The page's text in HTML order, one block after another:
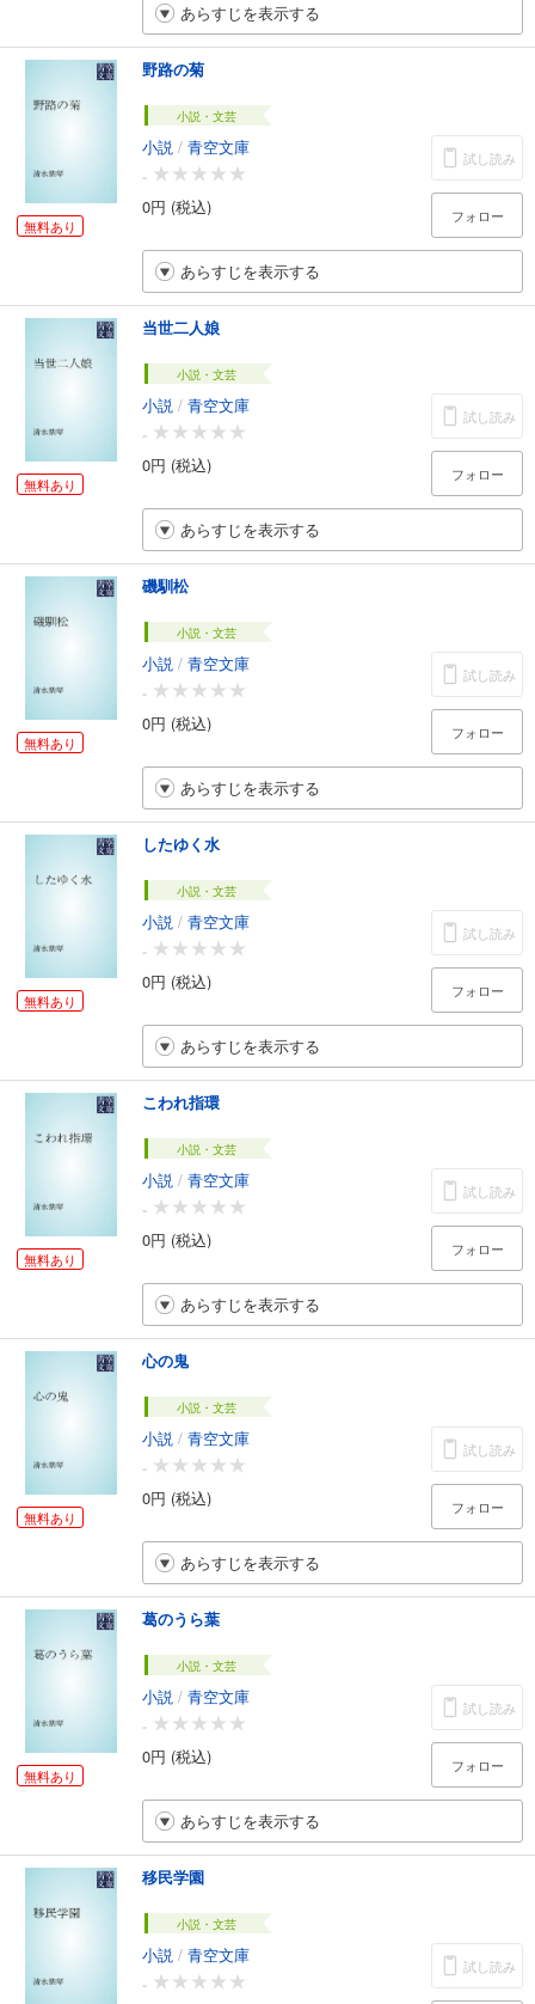
あらすじを表示する
無料あり
野路の菊
小説・文芸
小説 / 青空文庫
-
0円 (税込)
試し読み
フォロー
あらすじを表示する
無料あり
当世二人娘
小説・文芸
小説 / 青空文庫
-
0円 (税込)
試し読み
フォロー
あらすじを表示する
無料あり
磯馴松
小説・文芸
小説 / 青空文庫
-
0円 (税込)
試し読み
フォロー
あらすじを表示する
無料あり
したゆく水
小説・文芸
小説 / 青空文庫
-
0円 (税込)
試し読み
フォロー
あらすじを表示する
無料あり
こわれ指環
小説・文芸
小説 / 青空文庫
-
0円 (税込)
試し読み
フォロー
あらすじを表示する
無料あり
心の鬼
小説・文芸
小説 / 青空文庫
-
0円 (税込)
試し読み
フォロー
あらすじを表示する
無料あり
葛のうら葉
小説・文芸
小説 / 青空文庫
-
0円 (税込)
試し読み
フォロー
あらすじを表示する
移民学園
小説・文芸
小説 / 青空文庫
-
試し読み